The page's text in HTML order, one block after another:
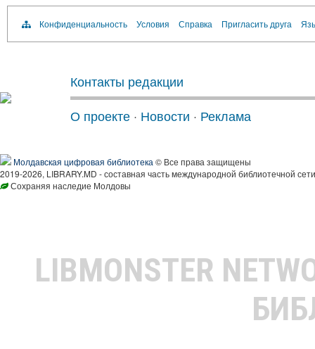
Конфиденциальность Условия Справка Пригласить друга
Контакты редакции
О проекте · Новости · Реклама
Молдавская цифровая библиотека © Все права защищены
2019-2026, LIBRARY.MD - составная часть международной библиотечной
Сохраняя наследие Молдовы
LIBMONSTER